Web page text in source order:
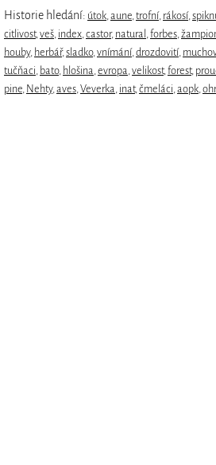
Historie hledání: útok,aune,trofní, rákosí,
citlivost,veš, index,castor, natural ,forbes,
houby, herbář,sladko,vnímání,drozdovití,
tučňaci, bato, hlošina,evropa,velikost,forest,
pine, Nehty,aves,Veverka, inat,čmeláci,aopk,